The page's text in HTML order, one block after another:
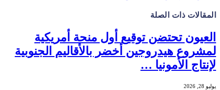
المقالات ذات الصلة
العيون تحتضن توقيع أول منحة أمريكية
لمشروع هيدروجين أخضر بالأقاليم الجنوبية
لإنتاج الأمونيا …
يوليو 28, 2026